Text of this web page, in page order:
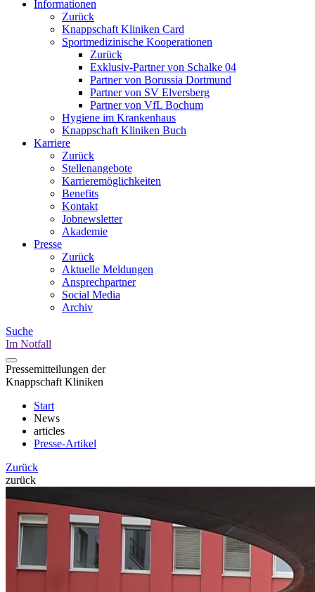
Informationen
Zurück
Knappschaft Kliniken Card
Sportmedizinische Kooperationen
Zurück
Exklusiv-Partner von Schalke 04
Partner von Borussia Dortmund
Partner von SV Elversberg
Partner von VfL Bochum
Hygiene im Krankenhaus
Knappschaft Kliniken Buch
Karriere
Zurück
Stellenangebote
Karrieremöglichkeiten
Benefits
Kontakt
Jobnewsletter
Akademie
Presse
Zurück
Aktuelle Meldungen
Ansprechpartner
Social Media
Archiv
Suche
Im Notfall
Pressemitteilungen der
Knappschaft Kliniken
Start
News
articles
Presse-Artikel
Zurück
zurück